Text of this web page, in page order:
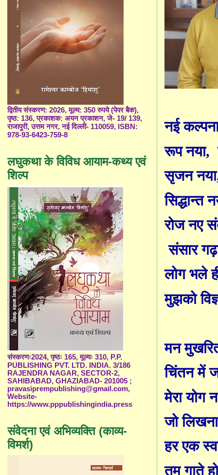
नई
रूप नया,
सृजन नया
सिद्धान्त
रोज नए
संसार
लोग भले
मुझको
मन
चिंतन में
मेरा योग
जो लिखना
हर एक
तुम गाते
द्वितीय संस्करण: 2026, मूल्य: 350 रुपये (पेपर बैक),
पृष्ठ: 136, प्रकाशक: अयन प्रकाशन, जे- 19/ 139,
राजापुरी, उत्तम नगर, नई दिल्ली- 110059, ISBN:
978-93-6423-759-8
लघुकथा के विविध आयाम-कथ्य एवं
शिल्प
संस्करणः2024, पृष्ठः 165, मूल्यः 310, P.P.
PUBLISHING PVT. LTD. INDIA. 3/186
RAJENDRA NAGAR, SECTOR-2,
SAHIBABAD, GHAZIABAD- 201005 ;
pravasiprempublishing@gmail.com,
Website-
https://www.pppublishingindia.press
संवेदना एवं अभिव्यक्ति (काव्य-
विमर्श)